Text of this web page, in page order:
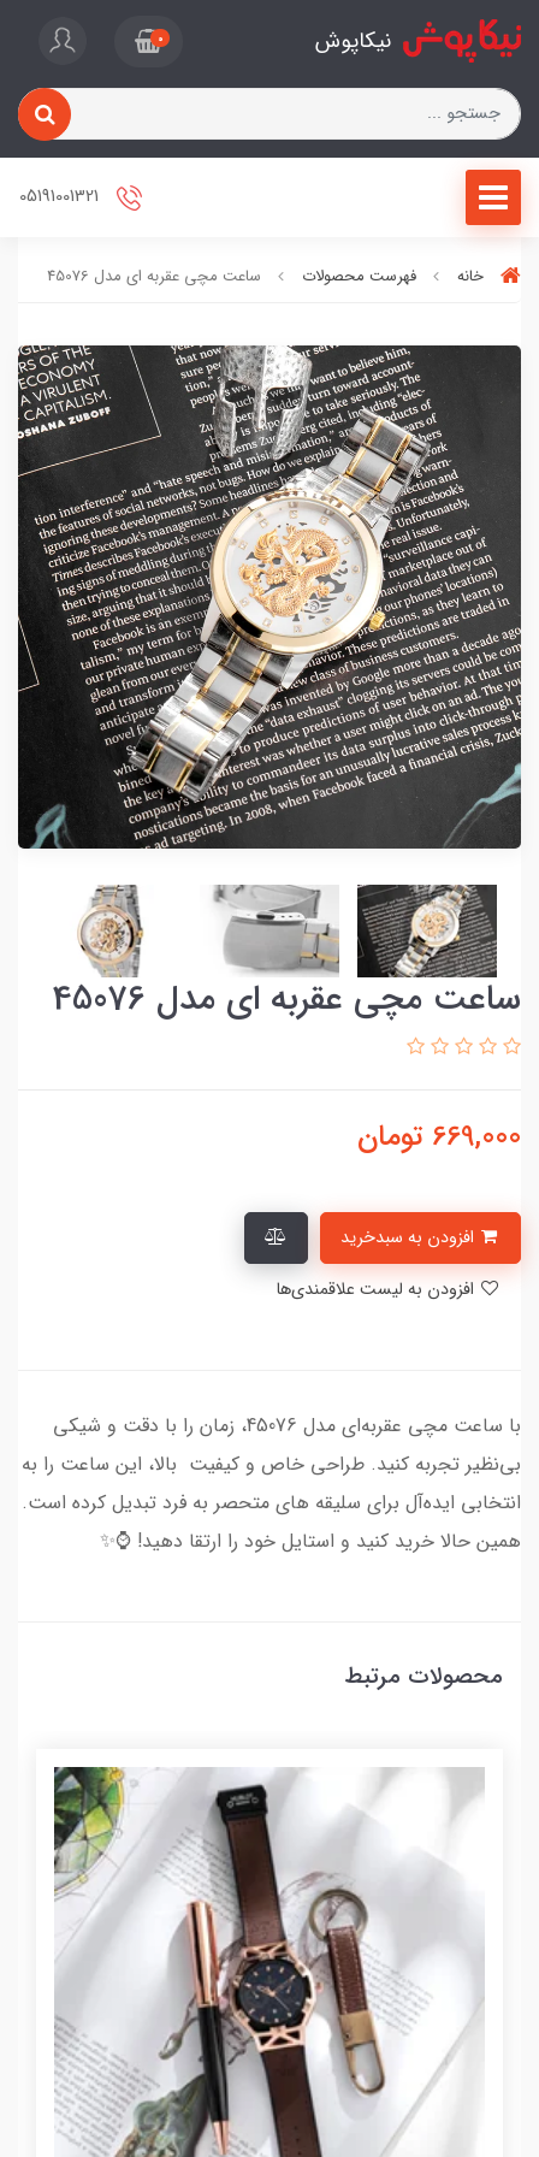
نیکاپوش 0
خانه فهرست محصولات ساعت مچی عقربه ای مدل 45076
ساعت مچی عقربه ای مدل 45076
669,000 تومان
با ساعت مچی عقربه‌ای مدل 45076، زمان را با دقت و شیکی
بی‌نظیر تجربه کنید. طراحی خاص و کیفیت بالا، این ساعت را به
انتخابی ایده‌آل برای سلیقه‌ های متحصر به فرد تبدیل کرده است.
همین حالا خرید کنید و استایل خود را ارتقا دهید! ⌚✨
محصولات مرتبط